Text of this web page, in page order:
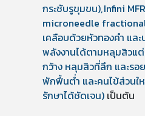
กระชับรูขุมขน), Infini
microneedle fractional
เคลือบด้วยหัวทองคำ แล
พลังงานได้ตามหลุมสิวแ
กว้าง หลุมสิวที่ลึก และรอ
พักฟื้นต่ำ และคนไข้ส่วน
รักษาได้ชัดเจน) เป็นต้น